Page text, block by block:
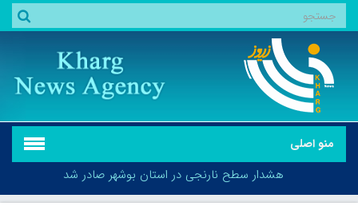
منو اصلی
هشدار سطح نارنجی در استان بوشهر صادر شد